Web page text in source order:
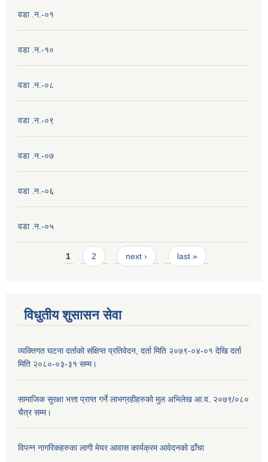
वडा .न.-०१
वडा .न.-१०
वडा .न.-०८
वडा .न.-०९
वडा .न.-०७
वडा .न.-०६
वडा .न.-०५
Pages1 2 next › last »
विधुतीय शुसासन सेवा
व्यक्तिगत घटना दर्ताको संक्षिप्त प्रतिवेदन, दर्ता मिति २०७९-०४-०१ देखि दर्ता
मिति २०८०-०३-३१ सम्म।
सामाजिक सुरक्षा भत्ता प्राप्त गर्ने लाभग्रहीहरुको मुल अभिलेख आ.व. २०७९/०८०
चैत्र सम्म।
विपन्न नागरिकहरुका लागी मेयर आवास कार्यक्रम आवेदनको ढाँचा